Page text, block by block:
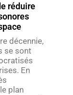
réduire
décennie,
se sont
En
plan